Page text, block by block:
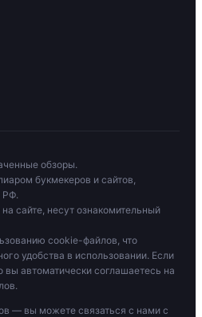
обзоры.
букмекеров и сайтов,
РФ.
сайте, несут ознакомительный
cookie-файлов, что
удобства в использовании. Если
автоматически соглашаетесь на
— вы можете связаться с нами с